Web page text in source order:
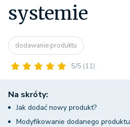
systemie
dodawanie produktu
5/5 (11)
Na skróty:
Jak dodać nowy produkt?
Modyfikowanie dodanego produktu